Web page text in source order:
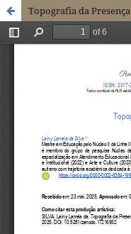
Topografia da Presença